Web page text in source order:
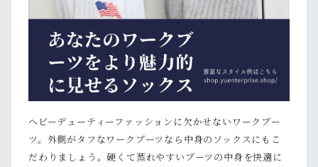
ヘビーデューティーファッションに欠かせないワークブー
ツ。外側がタフなワークブーツなら中身のソックスにもこ
だわりましょう。硬くて蒸れやすいブーツの中身を快適に